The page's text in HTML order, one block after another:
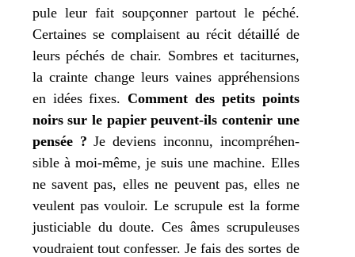
pule leur fait soup­çon­ner par­tout le péché.
Certaines se com­plaisent au récit détaillé de
leurs péchés de chair. Sombres et taci­turnes,
la crainte change leurs vaines appré­hen­sions
en idées fixes.Comment des petits points
noirs sur le papier peuvent-ils conte­nir une
pen­sée ? Je deviens incon­nu, incom­pré­hen­
sible à moi-même,je suis une machine. Elles
ne savent pas, elles ne peuvent pas, elles ne
veulent pas vou­loir. Le scru­pule est la forme
jus­ti­ciable du doute. Ces âmes scru­pu­leuses
vou­draient tout confes­ser.Je fais des sortes de